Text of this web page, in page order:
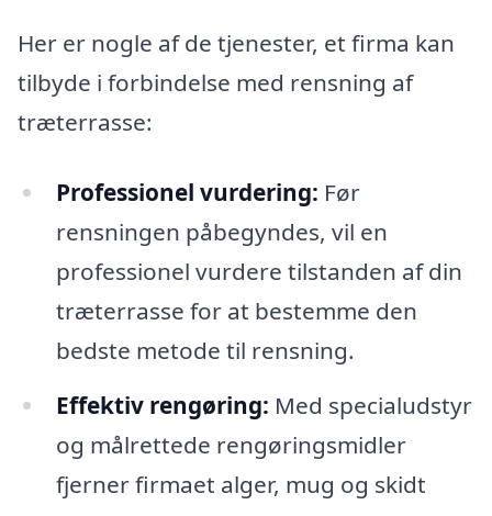
Her er nogle af de tjenester, et firma kan
tilbyde i forbindelse med rensning af
træterrasse:
Professionel vurdering: Før
rensningen påbegyndes, vil en
professionel vurdere tilstanden af din
træterrasse for at bestemme den
bedste metode til rensning.
Effektiv rengøring: Med specialudstyr
og målrettede rengøringsmidler
fjerner firmaet alger, mug og skidt